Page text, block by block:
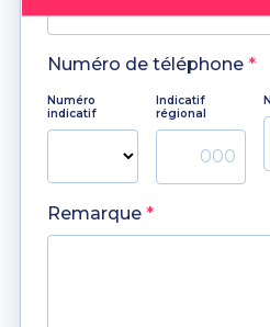
Numéro de téléphone *
Numéro
indicatif
Indicatif
régional
Remarque *